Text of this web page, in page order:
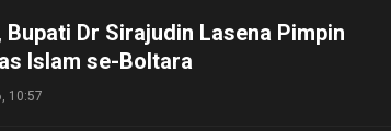
Dr Sirajudin Lasena Pimpin
Islam se-Boltara
10:57